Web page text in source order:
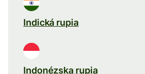
Indická rupia
Indonézska rupia